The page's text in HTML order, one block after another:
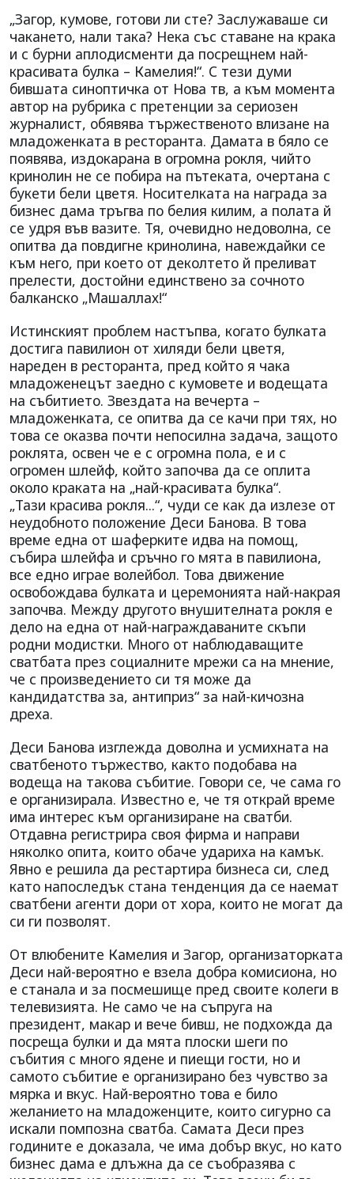
„Загор, кумове, готови ли сте? Заслужаваше си
чакането, нали така? Нека със ставане на крака
и с бурни аплодисменти да посрещнем най-
красивата булка – Камелия!“. С тези думи
бившата синоптичка от Нова тв, а към момента
автор на рубрика с претенции за сериозен
журналист, обявява тържественото влизане на
младоженката в ресторанта. Дамата в бяло се
появява, издокарана в огромна рокля, чийто
кринолин не се побира на пътеката, очертана с
букети бели цветя. Носителката на награда за
бизнес дама тръгва по белия килим, а полата й
се удря във вазите. Тя, очевидно недоволна, се
опитва да повдигне кринолина, навеждайки се
към него, при което от деколтето й преливат
прелести, достойни единствено за сочното
балканско „Машаллах!“
Истинският проблем настъпва, когато булката
достига павилион от хиляди бели цветя,
нареден в ресторанта, пред който я чака
младоженецът заедно с кумовете и водещата
на събитието. Звездата на вечерта –
младоженката, се опитва да се качи при тях, но
това се оказва почти непосилна задача, защото
роклята, освен че е с огромна пола, е и с
огромен шлейф, който започва да се оплита
около краката на „най-красивата булка“.
„Тази красива рокля...“, чуди се как да излезе от
неудобното положение Деси Банова. В това
време една от шаферките идва на помощ,
събира шлейфа и сръчно го мята в павилиона,
все едно играе волейбол. Това движение
освобождава булката и церемонията най-накрая
започва. Между другото внушителната рокля е
дело на една от най-награждаваните скъпи
родни модистки. Много от наблюдаващите
сватбата през социалните мрежи са на мнение,
че с произведението си тя може да
кандидатства за, антиприз“ за най-кичозна
дреха.
Деси Банова изглежда доволна и усмихната на
сватбеното тържество, както подобава на
водеща на такова събитие. Говори се, че сама го
е организирала. Известно е, че тя открай време
има интерес към организиране на сватби.
Отдавна регистрира своя фирма и направи
няколко опита, които обаче удариха на камък.
Явно е решила да рестартира бизнеса си, след
като напоследък стана тенденция да се наемат
сватбени агенти дори от хора, които не могат да
си ги позволят.
От влюбените Камелия и Загор, организаторката
Деси най-вероятно е взела добра комисиона, но
е станала и за посмешище пред своите колеги в
телевизията. Не само че на съпруга на
президент, макар и вече бивш, не подхожда да
посреща булки и да мята плоски шеги по
събития с много ядене и пиещи гости, но и
самото събитие е организирано без чувство за
мярка и вкус. Най-вероятно това е било
желанието на младоженците, които сигурно са
искали помпозна сватба. Самата Деси през
годините е доказала, че има добър вкус, но като
бизнес дама е длъжна да се съобразява с